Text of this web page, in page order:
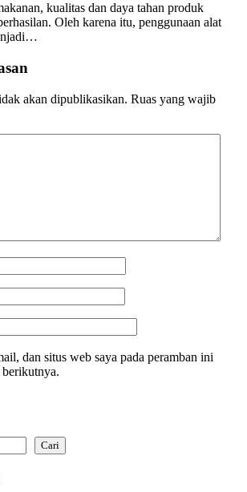
kualitas dan daya tahan produk
Oleh karena itu, penggunaan alat
akan dipublikasikan. Ruas yang wajib
dan situs web saya pada peramban ini
Cari